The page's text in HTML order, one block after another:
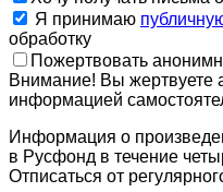
Я принимаю
обработку
Пожертвовать
Внимание! Вы жертвуете
информацией
Информация о
в Русфонд в течение
Отписаться от